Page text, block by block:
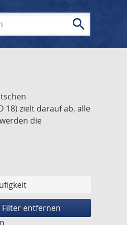
search
18) zielt darauf ab, alle
die
Filter entfernen